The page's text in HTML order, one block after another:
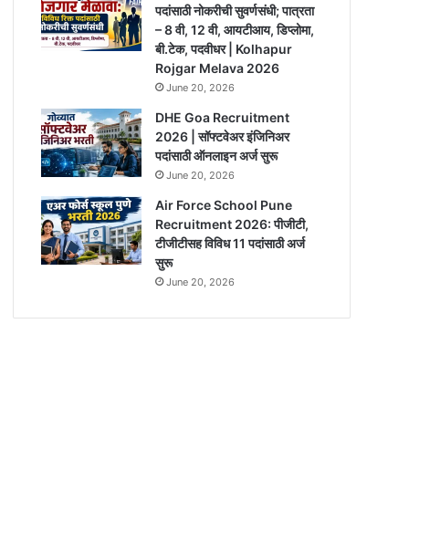
पदांसाठी नोकरीची सुवर्णसंधी; पात्रता
– 8 वी, 12 वी, आयटीआय, डिप्लोमा,
बी.टेक, पदवीधर | Kolhapur
Rojgar Melava 2026
June 20, 2026
DHE Goa Recruitment
2026 | सॉफ्टवेअर इंजिनिअर
पदांसाठी ऑनलाइन अर्ज सुरू
June 20, 2026
Air Force School Pune
Recruitment 2026: पीजीटी,
टीजीटीसह विविध 11 पदांसाठी अर्ज
सुरू
June 20, 2026